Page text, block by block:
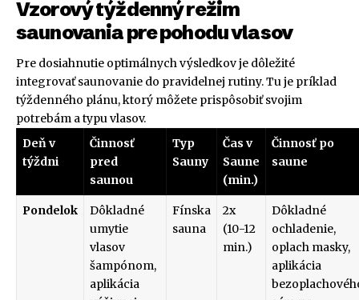
Vzorový týždenný režim
saunovania pre pohodu vlasov
Pre dosiahnutie optimálnych výsledkov je dôležité
integrovať saunovanie do pravidelnej rutiny. Tu je príklad
týždenného plánu, ktorý môžete prispôsobiť svojim
potrebám a typu vlasov.
Deň v
týždni
Činnosť
pred
saunou
Typ
Sauny
Čas v
Saune
(min.)
Činnosť po
saune
Pondelok
Dôkladné
umytie
vlasov
šampónom,
aplikácia
Fínska
sauna
2x
(10-12
min.)
Dôkladné
ochladenie,
oplach masky,
aplikácia